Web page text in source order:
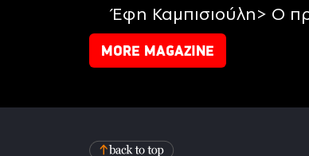
Έφη Καμπισιούλη> Ο
MORE MAGAZINE